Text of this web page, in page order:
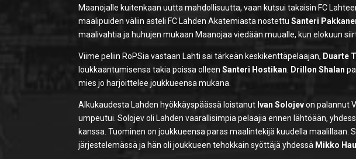
Maanojalle kuitenkaan uutta mahdollisuutta, vaan kutsui takaisin FC
maalipuiden väliin asteli FC Lahden Akatemiasta nostettuSanteri
maalivahtia ja huhujen mukaan Maanojaa viedään muualle, kun elokuun
Viime peliin RoPSia vastaan Lahti sai tärkeän keskikenttäpelaajan, Duarte
loukkaantumisensa takia poissa olleenSanteri Hostikan. Drillon Shalan
mies jo harjoittelee joukkueensa mukana.
Alkukaudesta Lahden hyökkäyspäässä loistanut Ivan Solojevon palannut
umpeutui. Solojev oli Lahden vaarallisimpia pelaajia ennen lähtöään,
kanssa. Tuominen on joukkueensa paras maalintekijä kuudella maalillaan.
järjestelemässä ja hän oli joukkueen tehokkain syöttäjä yhdessä Mikko